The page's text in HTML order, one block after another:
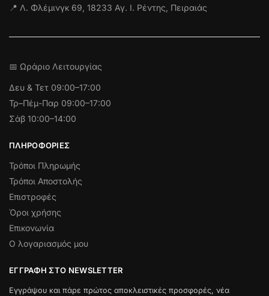
📍 Λ. Φλέμινγκ 69, 18233 Αγ. Ι. Ρέντης, Πειραιάς
📅 Ωράριο Λειτουργίας
Δευ & Τετ 09:00–17:00
Τρ–Πέμ-Παρ 09:00–17:00
Σάβ 10:00–14:00
ΠΛΗΡΟΦΟΡΊΕΣ
Τρόποι Πληρωμής
Τρόποι Αποστολής
Επιστροφές
Όροι χρήσης
Επικονωνία
Ο λογαριασμός μου
ΕΓΓΡΑΦΉ ΣΤΟ NEWSLETTER
Εγγράψου και πάρε πρώτος αποκλειστικές προσφορές, νέα